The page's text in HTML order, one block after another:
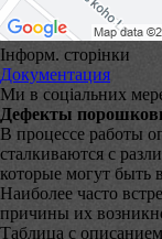
Інформ. сторінки
Документация
Ми в соціальних
Дефекты
В процессе работы
сталкиваются с
которые могут
Наиболее часто
причины их
Таблица с